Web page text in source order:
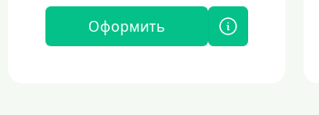
Оформить